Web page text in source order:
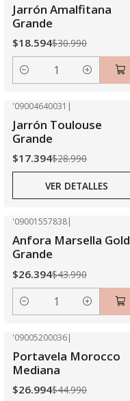
Jarrón Amalfitana
Grande
$18.594$30.990
Cantidad
Agotado
'09004640031 |
Jarrón Toulouse
Grande
$17.394$28.990
VER DETALLES
'09001557838|
Anfora Marsella Gold
Grande
$26.394$43.990
Cantidad
'09005200036|
Portavela Morocco
Mediana
$26.994$44.990